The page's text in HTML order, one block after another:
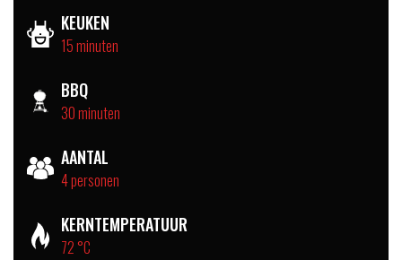
KEUKEN
15 minuten
BBQ
30 minuten
AANTAL
4 personen
KERNTEMPERATUUR
72 °C